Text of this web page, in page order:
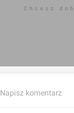
Chcesz
Napisz komentarz